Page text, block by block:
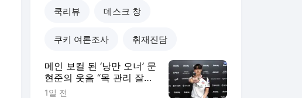
쿡리뷰 데스크 창
쿠키 여론조사 취재진담
메인 보컬 된 ‘낭만 오너’ 문
현준의 웃음 “목 관리 잘해
야죠” [쿠키인터뷰]
1일 전